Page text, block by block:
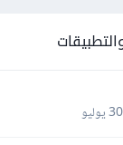
30 يوليو